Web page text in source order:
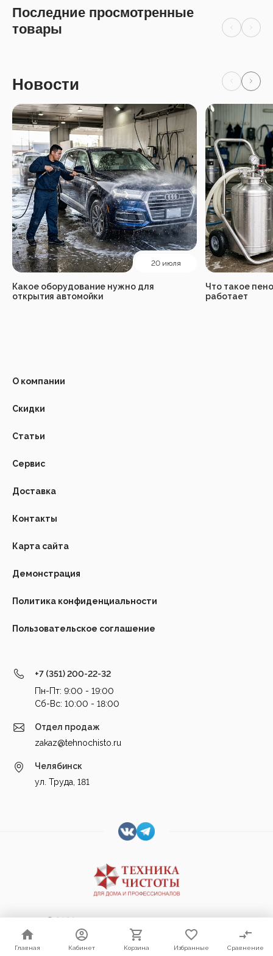
Главная Кабинет Корзина Избранные Сравнение
Главная Кабинет Корзина Избранные Сравнение
Последние просмотренные
товары
Новости
20 июля
Какое оборудование нужно для
открытия автомойки
Что такое
работает
О компании
Скидки
Статьи
Сервис
Доставка
Контакты
Карта сайта
Демонстрация
Политика конфиденциальности
Пользовательское соглашение
+7 (351) 200-22-32
Пн-Пт: 9:00 - 19:00
Cб-Вс: 10:00 - 18:00
Отдел продаж
zakaz@tehnochisto.ru
Челябинск
ул. Труда, 181
© 2026 Техника Чистоты, Все права защищены